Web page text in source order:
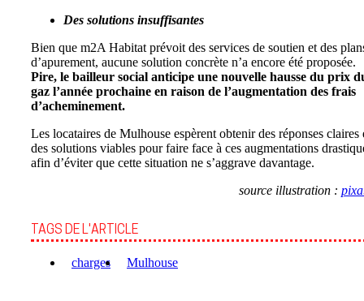
Des solutions insuffisantes
Bien que m2A Habitat prévoit des services de soutien et des
d’apurement, aucune solution concrète n’a encore été proposée.
Pire, le bailleur social anticipe une nouvelle hausse du prix
gaz l’année prochaine en raison de l’augmentation des frais
d’acheminement.
Les locataires de Mulhouse espèrent obtenir des réponses claires
des solutions viables pour faire face à ces augmentations
afin d’éviter que cette situation ne s’aggrave davantage.
source illustration :
TAGS DE L'ARTICLE
charges Mulhouse